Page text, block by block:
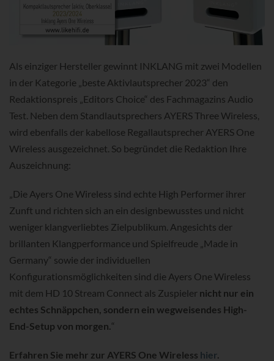
Als einziger Hersteller gewinnt INKLANG mit zwei Modellen
in der Kategorie „beste Aktivlautsprecher 2023“ den
Redaktionspreis „Editors Choice“ des Fachmagazins Audio
Test. Neben dem Standlautsprechers AYERS Three Wireless,
wird ebenfalls der kabellose Regallautsprecher AYERS One
Wireless ausgezeichnet. So begründet die Redaktion Ihre
Auszeichnung:
„Die Ayers One Wireless sind echte High Performer ihrer
Zunft und richten sich an ein designbewusstes und nicht
weniger klangverliebtes Zielpublikum. Angesichts der
brillanten Klangperformance und Spielfreude „Made in
Germany“ sowie der individuellen
Konfigurationsmöglichkeiten sind die Ayers One Wireless
mit dem HD 10 Stream Connect als Zuspieler nicht nur ein
echtes Schnäppchen, sondern ein wegweisendes High-
End-Setup von morgen.“
Erfahren Sie mehr zur AYERS One Wireless hier.